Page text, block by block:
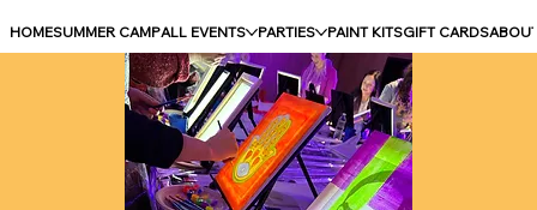
HOMESUMMER CAMPALL EVENTS PARTIES PAINT KITSGIFT CARDS